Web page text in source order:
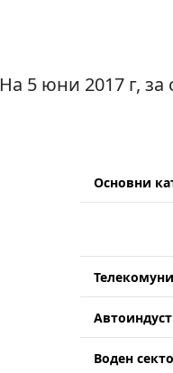
На 5 юни 2017 г,
Основни
Воден